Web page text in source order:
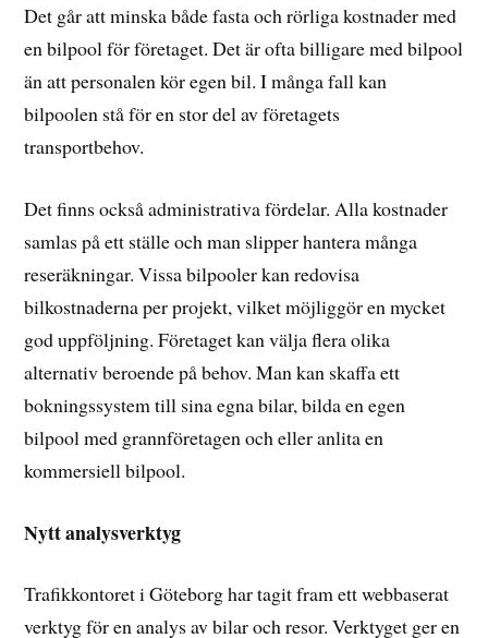
Det går att minska både fasta och rörliga kostnader med
en bilpool för företaget. Det är ofta billigare med bilpool
än att personalen kör egen bil. I många fall kan
bilpoolen stå för en stor del av företagets
transportbehov.
Det finns också administrativa fördelar. Alla kostnader
samlas på ett ställe och man slipper hantera många
reseräkningar. Vissa bilpooler kan redovisa
bilkostnaderna per projekt, vilket möjliggör en mycket
god uppföljning. Företaget kan välja flera olika
alternativ beroende på behov. Man kan skaffa ett
bokningssystem till sina egna bilar, bilda en egen
bilpool med grannföretagen och eller anlita en
kommersiell bilpool.
Nytt analysverktyg
Trafikkontoret i Göteborg har tagit fram ett webbaserat
verktyg för en analys av bilar och resor. Verktyget ger en